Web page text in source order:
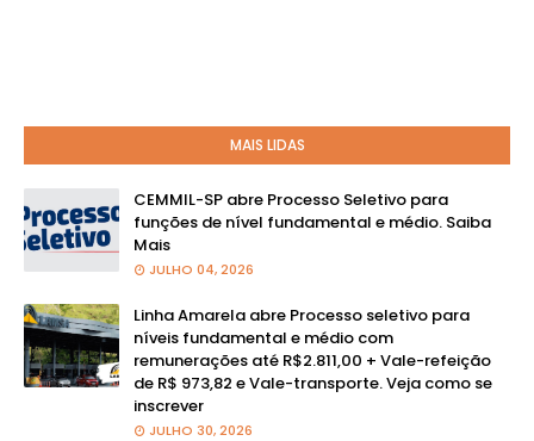
MAIS LIDAS
CEMMIL-SP abre Processo Seletivo para
funções de nível fundamental e médio. Saiba
Mais
JULHO 04, 2026
Linha Amarela abre Processo seletivo para
níveis fundamental e médio com
remunerações até R$2.811,00 + Vale-refeição
de R$ 973,82 e Vale-transporte. Veja como se
inscrever
JULHO 30, 2026